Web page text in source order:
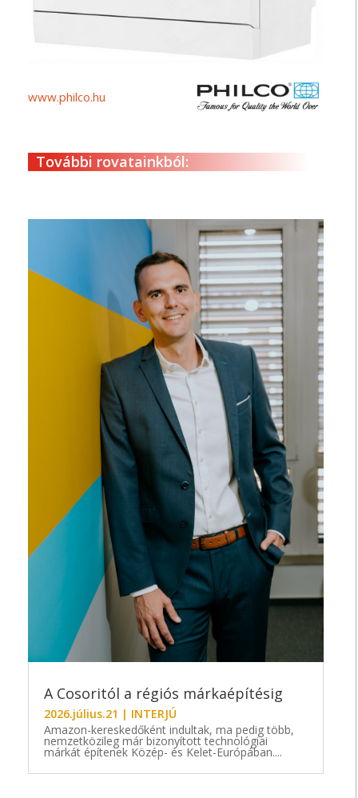
www.philco.hu
További rovatainkból:
A Cosoritól a régiós márkaépítésig
2026.július.21 | INTERJÚ
Amazon-kereskedőként indultak, ma pedig több,
nemzetközileg már bizonyított technológiai
márkát építenek Közép- és Kelet-Európában....